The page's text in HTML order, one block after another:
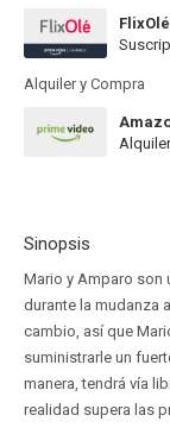
Alquiler y Compra
Sinopsis
Mario y Amparo son
durante la mudanza
cambio, así que
suministrarle un
manera, tendrá vía
realidad supera las